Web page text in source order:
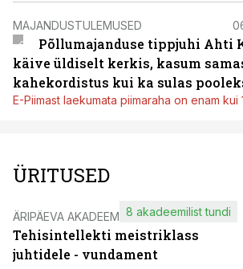
MAJANDUSTULEMUSED
Põllumajanduse tippjuhi Ahti
käive üldiselt kerkis, kasum
kahekordistus kui ka sulas
E-Piimast laekumata piimaraha on enam kui
ÜRITUSED
ÄRIPÄEVA AKADEEMIA
Tehisintellekti meistriklass
juhtidele - vundament
8 akadeemilist tundi